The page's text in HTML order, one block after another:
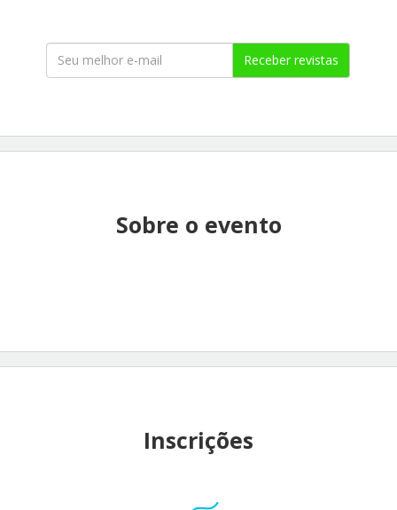
Receber revistas
Sobre o evento
Inscrições